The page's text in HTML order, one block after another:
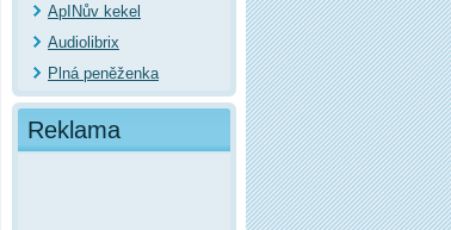
ApINův kekel
Audiolibrix
Plná peněženka
Reklama